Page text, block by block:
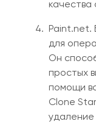
качества
Paint.net.
для
Он
простых
помощи
Clone
удаление